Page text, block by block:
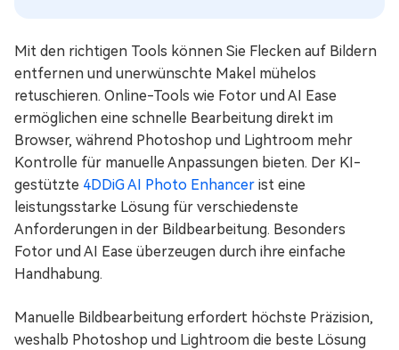
Mit den richtigen Tools können Sie Flecken auf Bildern
entfernen und unerwünschte Makel mühelos
retuschieren. Online-Tools wie Fotor und AI Ease
ermöglichen eine schnelle Bearbeitung direkt im
Browser, während Photoshop und Lightroom mehr
Kontrolle für manuelle Anpassungen bieten. Der KI-
gestützte 4DDiG AI Photo Enhancer ist eine
leistungsstarke Lösung für verschiedenste
Anforderungen in der Bildbearbeitung. Besonders
Fotor und AI Ease überzeugen durch ihre einfache
Handhabung.
Manuelle Bildbearbeitung erfordert höchste Präzision,
weshalb Photoshop und Lightroom die beste Lösung